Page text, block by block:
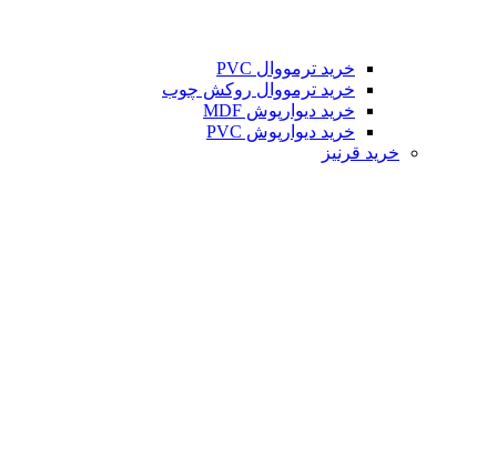
خرید ترمووال PVC
خرید ترمووال روکش چوب
خرید دیوارپوش MDF
خرید دیوارپوش PVC
خرید قرنیز